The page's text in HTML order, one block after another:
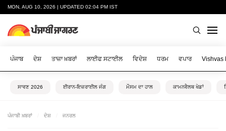
MON, AUG 10, 2026 | UPDATED 02:04 PM IST
ਪੰਜਾਬ ਦੇਸ਼ ਤਾਜ਼ਾ ਖ਼ਬਰਾਂ ਲਾਈਫ ਸਟਾਈਲ ਵਿਦੇਸ਼ ਧਰਮ ਵਪਾਰ Vishvas
ਸਾਵਣ 2026 ਈਰਾਨ-ਇਜ਼ਰਾਈਲ ਜੰਗ ਮੌਸਮ ਦਾ ਹਾਲ ਕਾਮਨਵੈਲਥ ਖੇਡਾਂ
ਪੰਜਾਬੀ ਖ਼ਬਰਾਂ ਦੇਸ਼ ਜਨਰਲ